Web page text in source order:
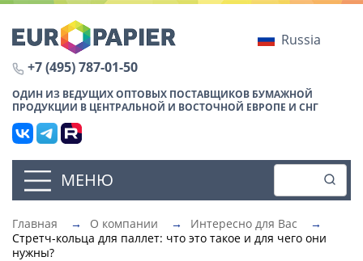
Russia
+7 (495) 787-01-50
ОДИН ИЗ ВЕДУЩИХ ОПТОВЫХ ПОСТАВЩИКОВ БУМАЖНОЙ
ПРОДУКЦИИ В ЦЕНТРАЛЬНОЙ И ВОСТОЧНОЙ ЕВРОПЕ И СНГ
МЕНЮ
Главная → О компании → Интересно для Вас
→
Стретч-кольца для паллет: что это такое и для чего они
нужны?